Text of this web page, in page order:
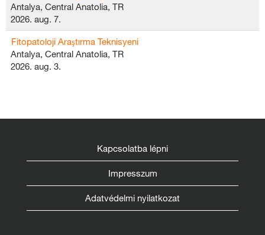
Antalya, Central Anatolia, TR
2026. aug. 7.
Fitopatoloji Araştırma Teknisyeni
Antalya, Central Anatolia, TR
2026. aug. 3.
Kapcsolatba lépni
Impresszum
Adatvédelmi nyilatkozat